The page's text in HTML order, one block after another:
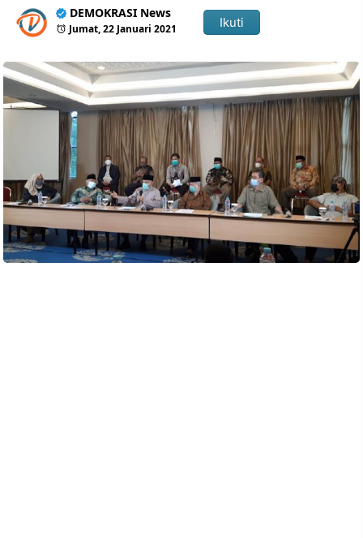
DEMOKRASI News
Jumat, 22 Januari 2021 Ikuti